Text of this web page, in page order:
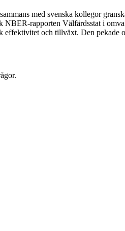
med svenska kollegor
rapporten Välfärdsstat i
och tillväxt. Den pekade